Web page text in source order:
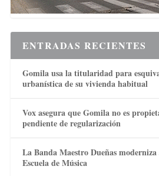
ENTRADAS RECIENTES
Gomila usa la titularidad para
urbanística de su vivienda habitual
Vox asegura que Gomila no es
pendiente de regularización
La Banda Maestro Dueñas moderniza
Escuela de Música